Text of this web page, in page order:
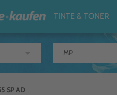
TINTE & TONER
SP AD